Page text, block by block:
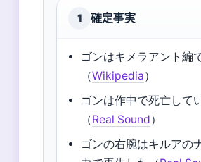
1 確定事実
ゴンはキメラアント編
（Wikipedia）
ゴンは作中で死亡して
（Real Sound）
ゴンの右腕はキルアの